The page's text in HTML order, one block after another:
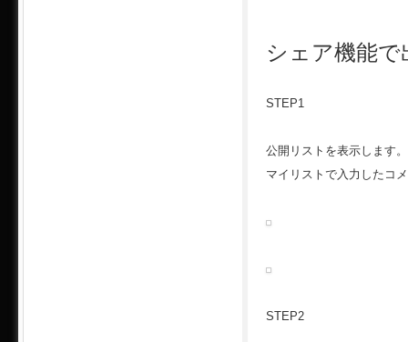
シェア機能で
STEP1
公開リストを表示します
マイリストで入力したコ
STEP2